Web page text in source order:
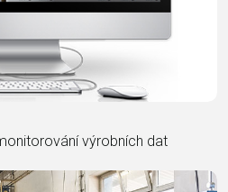
výrobních dat